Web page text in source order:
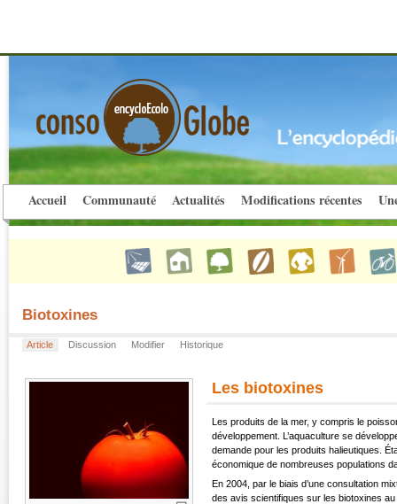
Accueil Communauté Actualités Modifications récentes
Biotoxines
Article Discussion Modifier Historique
Les biotoxines
Les produits de la mer, y compris le
développement. L’aquaculture se
demande pour les produits halieutiques.
économique de nombreuses populations
En 2004, par le biais d’une consultation
des avis scientifiques sur les biotoxines